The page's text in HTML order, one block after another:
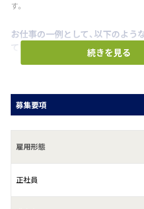
す。
お仕事の一例として、以下のよう
ています。
何をしている会社？
具体的には？
地域トップレベルの設備力と確かな技術
０年以上にわたり地域のカーライフを
続きを見る
募集要項
雇用形態
正社員